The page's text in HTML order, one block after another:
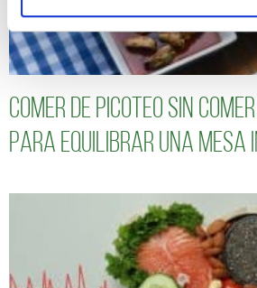
Comer de picoteo sin
para equilibrar una